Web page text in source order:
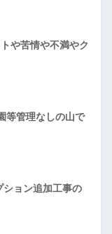
や苦情や不満やク
等管理なしの山で
ション追加工事の